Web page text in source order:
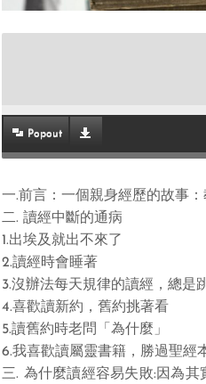
Popout
一.前言：一個親身經歷的故事
二. 讀經中斷的通病
1.出埃及就出不來了
2.讀經時會睡著
3.沒辦法每天規律的讀經，總是
4.喜歡讀新約，舊約挑著看
5.讀舊約時老問「為什麼」
6.我喜歡讀屬靈書籍，勝過聖經
三. 為什麼讀經容易失敗:因為